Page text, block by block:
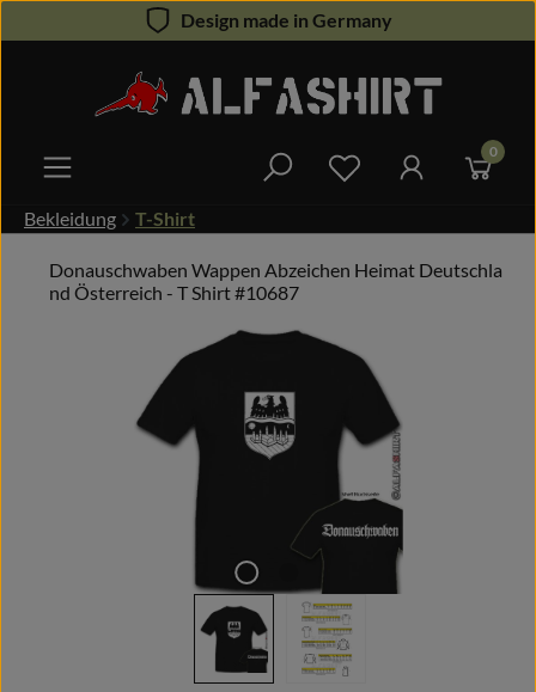
Zum Hauptinhalt springenDesign made in Germany
Du hast 0 0
Bekleidung T-Shirt
Donauschwaben Wappen Abzeichen Heimat Deutschla
nd Österreich - T Shirt #10687
Bildergalerie überspringen